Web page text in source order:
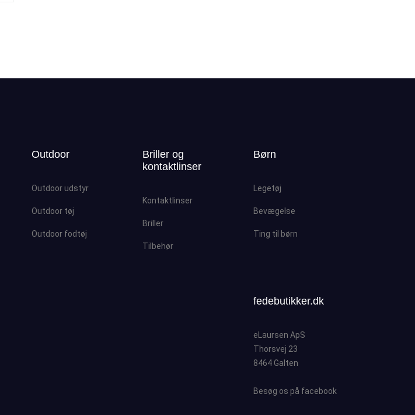
Outdoor
Outdoor udstyr
Outdoor tøj
Outdoor fodtøj
Briller og
kontaktlinser
Kontaktlinser
Briller
Tilbehør
Børn
Legetøj
Bevægelse
Ting til børn
fedebutikker.dk
eLaursen ApS
Thorsvej 23
8464 Galten
Besøg os på facebook